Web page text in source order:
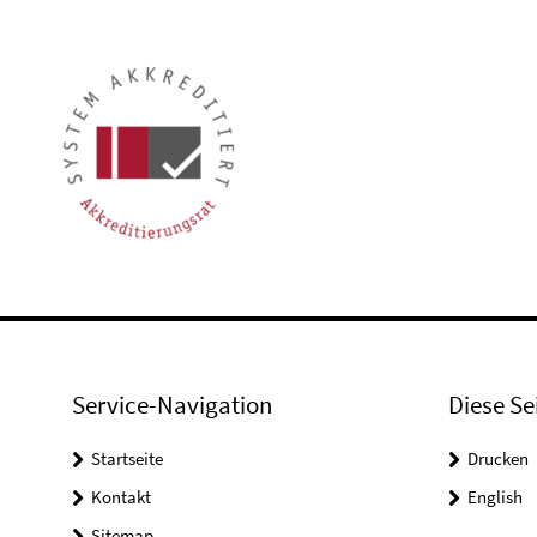
Service-Navigation
Startseite
Kontakt
Diese
Drucken
English